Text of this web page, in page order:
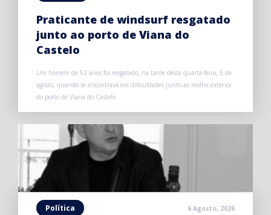
Praticante de windsurf resgatado
junto ao porto de Viana do
Castelo
Um homem de 52 anos foi resgatado, na tarde desta quarta-feira, 5 de
agosto, quando se encontrava em dificuldades junto ao molhe exterior
do porto de Viana do Castelo.
Política 6 Agosto, 2026